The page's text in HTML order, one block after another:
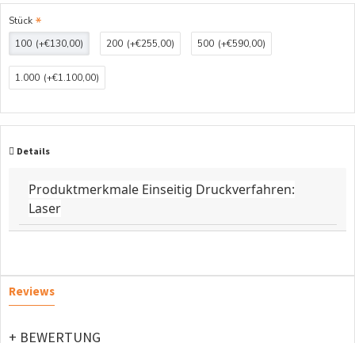
Stück
100 (+€130,00) 200 (+€255,00) 500 (+€590,00)
1.000 (+€1.100,00)
Details
Produktmerkmale Einseitig Druckverfahren:
Laser
Reviews
+ BEWERTUNG